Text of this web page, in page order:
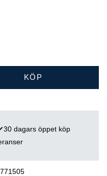
KÖP
30 dagars öppet köp